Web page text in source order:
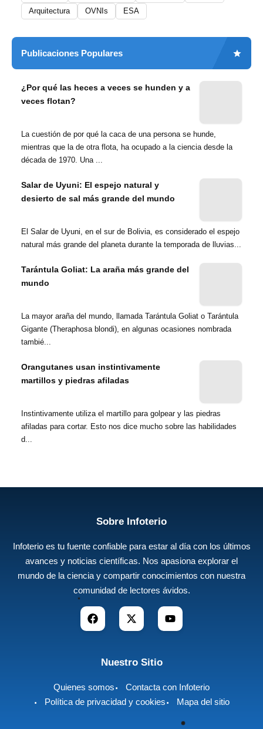
Arquitectura
OVNIs ESA
Publicaciones Populares
¿Por qué las heces a veces se hunden y a
veces flotan?
La cuestión de por qué la caca de una persona se hunde,
mientras que la de otra flota, ha ocupado a la ciencia desde la
década de 1970. Una ...
Salar de Uyuni: El espejo natural y
desierto de sal más grande del mundo
El Salar de Uyuni, en el sur de Bolivia, es considerado el espejo
natural más grande del planeta durante la temporada de lluvias...
Tarántula Goliat: La araña más grande del
mundo
La mayor araña del mundo, llamada Tarántula Goliat o Tarántula
Gigante (Theraphosa blondi), en algunas ocasiones nombrada
tambié...
Orangutanes usan instintivamente
martillos y piedras afiladas
Instintivamente utiliza el martillo para golpear y las piedras
afiladas para cortar. Esto nos dice mucho sobre las habilidades
d...
Sobre Infoterio
Infoterio es tu fuente confiable para estar al día con los últimos
avances y noticias científicas. Nos apasiona explorar el
mundo de la ciencia y compartir conocimientos con nuestra
comunidad de lectores ávidos.
Nuestro Sitio
Quienes somos
Contacta con Infoterio
Política de privacidad y cookies
Mapa del sitio